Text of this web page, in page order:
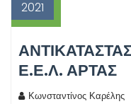
2021
Ε.Ε.Λ. ΑΡΤΑΣ
Κωνσταντίνος Καρέλης